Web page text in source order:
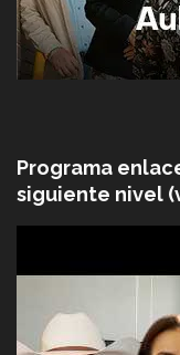
Programa
siguiente nivel